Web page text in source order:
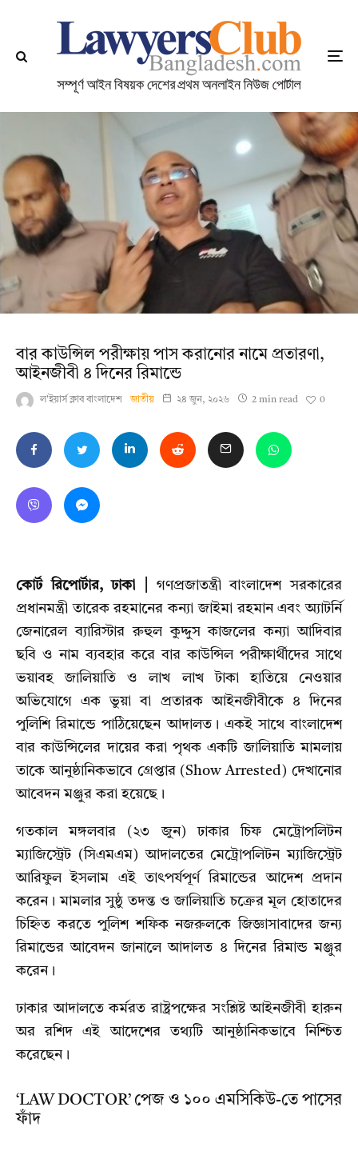
বার কাউন্সিল পরীক্ষায় পাস করানোর নামে প্রতারণা,
আইনজীবী ৪ দিনের রিমান্ডে
ল'ইয়ার্স ক্লাব বাংলাদেশ জাতীয় ২৪ জুন, ২০২৬ 2 min read 0
কোর্ট রিপোর্টার, ঢাকা | গণপ্রজাতন্ত্রী বাংলাদেশ সরকারের
প্রধানমন্ত্রী তারেক রহমানের কন্যা জাইমা রহমান এবং অ্যাটর্নি
জেনারেল ব্যারিস্টার রুহুল কুদ্দুস কাজলের কন্যা আদিবার
ছবি ও নাম ব্যবহার করে বার কাউন্সিল পরীক্ষার্থীদের সাথে
ভয়াবহ জালিয়াতি ও লাখ লাখ টাকা হাতিয়ে নেওয়ার
অভিযোগে এক ভুয়া বা প্রতারক আইনজীবীকে ৪ দিনের
পুলিশি রিমান্ডে পাঠিয়েছেন আদালত। একই সাথে বাংলাদেশ
বার কাউন্সিলের দায়ের করা পৃথক একটি জালিয়াতি মামলায়
তাকে আনুষ্ঠানিকভাবে গ্রেপ্তার (Show Arrested) দেখানোর
আবেদন মঞ্জুর করা হয়েছে।
গতকাল মঙ্গলবার (২৩ জুন) ঢাকার চিফ মেট্রোপলিটন
ম্যাজিস্ট্রেট (সিএমএম) আদালতের মেট্রোপলিটন ম্যাজিস্ট্রেট
আরিফুল ইসলাম এই তাৎপর্যপূর্ণ রিমান্ডের আদেশ প্রদান
করেন। মামলার সুষ্ঠু তদন্ত ও জালিয়াতি চক্রের মূল হোতাদের
চিহ্নিত করতে পুলিশ শফিক নজরুলকে জিজ্ঞাসাবাদের জন্য
রিমান্ডের আবেদন জানালে আদালত ৪ দিনের রিমান্ড মঞ্জুর
করেন।
ঢাকার আদালতে কর্মরত রাষ্ট্রপক্ষের সংশ্লিষ্ট আইনজীবী হারুন
অর রশিদ এই আদেশের তথ্যটি আনুষ্ঠানিকভাবে নিশ্চিত
করেছেন।
‘LAW DOCTOR’ পেজ ও ১০০ এমসিকিউ-তে পাসের
ফাঁদ